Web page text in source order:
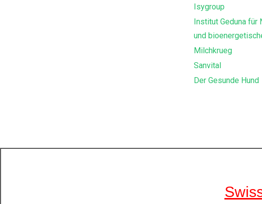
Isygroup
Institut Geduna für
und
Milchkrueg
Sanvital
Der Gesunde Hund